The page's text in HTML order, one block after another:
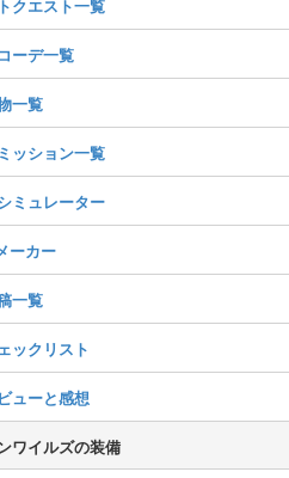
クエスト一覧
ーデ一覧
一覧
ッション一覧
ミュレーター
ーカー
一覧
ックリスト
ューと感想
ワイルズの装備